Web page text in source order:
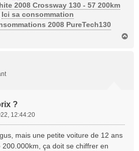
2008 Crossway 130 - 57 200km
Ici sa consommation
2008 PureTech130
?
12:44:20
mais une petite voiture de 12 ans
ça doit se chiffrer en